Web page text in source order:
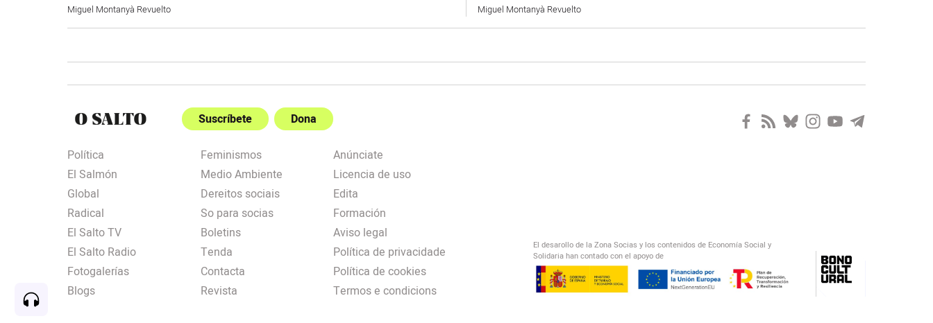
Miguel Montanyà Revuelto Miguel Montanyà Revuelto
Suscríbete Dona
Política
El Salmón
Global
Radical
El Salto TV
El Salto Radio
Fotogalerías
Blogs
Feminismos
Medio Ambiente
Dereitos sociais
So para socias
Boletins
Tenda
Contacta
Revista
Anúnciate
Licencia de uso
Edita
Formación
Aviso legal
Política de privacidade
Política de cookies
Termos e condicions
El desarollo de la Zona Socias y los contenidos de Economía Social y
Solidaria han contado con el apoyo de